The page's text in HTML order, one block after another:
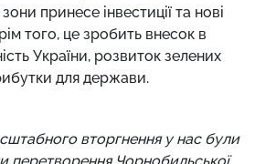
принесе інвестиції та нові
того, це зробить внесок в
України, розвиток зелених
для держави.
вторгнення у нас були